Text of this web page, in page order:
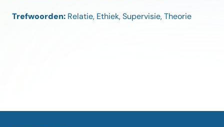
Trefwoorden: Relatie, Ethiek, Supervisie, Theorie